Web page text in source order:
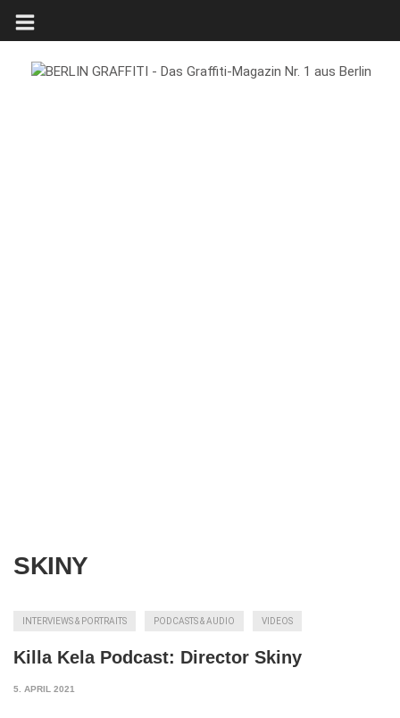
SKINY
INTERVIEWS & PORTRAITS PODCASTS & AUDIO VIDEOS
Killa Kela Podcast: Director Skiny
5. APRIL 2021